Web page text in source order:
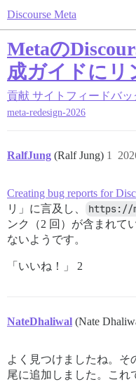
Discourse Meta
Metaの
成ガイドにリ
貢献 サイトフィードバッ
meta-redesign-2026
RalfJung (Ralf Jung) 1
Creating bug reports for
リ」に言及し、
https://
ンク（2 回）が含まれて
ないようです。
「いいね！」 2
NateDhaliwal (Nate
よく見つけましたね。そ
尾に追加しました。これ